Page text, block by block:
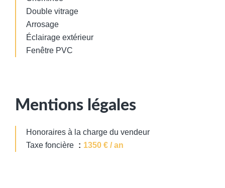
Double vitrage
Arrosage
Éclairage extérieur
Fenêtre PVC
Mentions légales
Honoraires à la charge du vendeur
Taxe foncière
1350 € / an